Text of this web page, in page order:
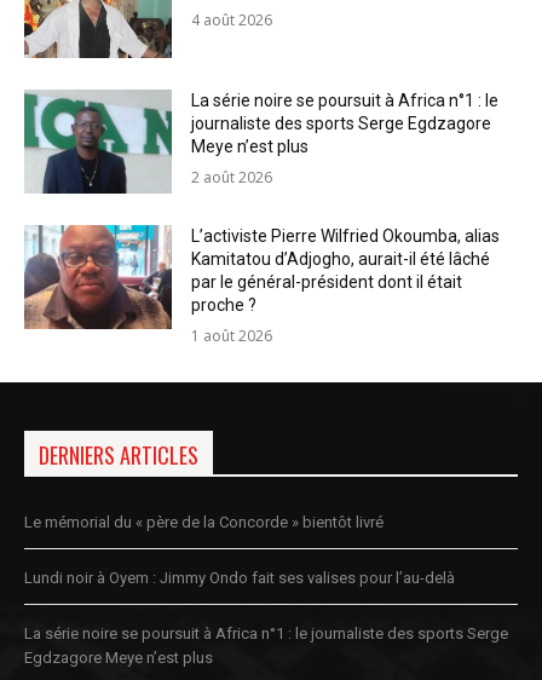
4 août 2026
La série noire se poursuit à Africa n°1 : le
journaliste des sports Serge Egdzagore
Meye n’est plus
2 août 2026
L’activiste Pierre Wilfried Okoumba, alias
Kamitatou d’Adjogho, aurait-il été lâché
par le général-président dont il était
proche ?
1 août 2026
DERNIERS ARTICLES
Le mémorial du « père de la Concorde » bientôt livré
Lundi noir à Oyem : Jimmy Ondo fait ses valises pour l’au-delà
La série noire se poursuit à Africa n°1 : le journaliste des sports Serge
Egdzagore Meye n’est plus